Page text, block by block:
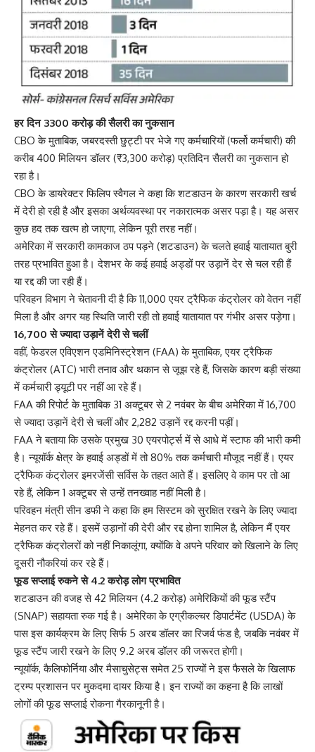
हर दिन 3300 करोड़ की सैलरी का नुकसान
CBO के मुताबिक, जबरदस्ती छुट्टी पर भेजे गए कर्मचारियों (फर्लो कर्मचारी) की
करीब 400 मिलियन डॉलर (₹3,300 करोड़) प्रतिदिन सैलरी का नुकसान हो
रहा है।
CBO के डायरेक्टर फिलिप स्वैगल ने कहा कि शटडाउन के कारण सरकारी खर्च
में देरी हो रही है और इसका अर्थव्यवस्था पर नकारात्मक असर पड़ा है। यह असर
कुछ हद तक खत्म हो जाएगा, लेकिन पूरी तरह नहीं।
अमेरिका में सरकारी कामकाज ठप पड़ने (शटडाउन) के चलते हवाई यातायात बुरी
तरह प्रभावित हुआ है। देशभर के कई हवाई अड्डों पर उड़ानें देर से चल रही हैं
या रद्द की जा रही हैं।
परिवहन विभाग ने चेतावनी दी है कि 11,000 एयर ट्रैफिक कंट्रोलर को वेतन नहीं
मिला है और अगर यह स्थिति जारी रही तो हवाई यातायात पर गंभीर असर पड़ेगा।
16,700 से ज्यादा उड़ानें देरी से चलीं
वहीं, फेडरल एविएशन एडमिनिस्ट्रेशन (FAA) के मुताबिक, एयर ट्रैफिक
कंट्रोलर (ATC) भारी तनाव और थकान से जूझ रहे हैं, जिसके कारण बड़ी संख्या
में कर्मचारी ड्यूटी पर नहीं आ रहे हैं।
FAA की रिपोर्ट के मुताबिक 31 अक्टूबर से 2 नवंबर के बीच अमेरिका में 16,700
से ज्यादा उड़ानें देरी से चलीं और 2,282 उड़ानें रद्द करनी पड़ीं।
FAA ने बताया कि उसके प्रमुख 30 एयरपोर्ट्स में से आधे में स्टाफ की भारी कमी
है। न्यूयॉर्क क्षेत्र के हवाई अड्डों में तो 80% तक कर्मचारी मौजूद नहीं हैं। एयर
ट्रैफिक कंट्रोलर इमरजेंसी सर्विस के तहत आते हैं। इसलिए वे काम पर तो आ
रहे हैं, लेकिन 1 अक्टूबर से उन्हें तनख्वाह नहीं मिली है।
परिवहन मंत्री सीन डफी ने कहा कि हम सिस्टम को सुरक्षित रखने के लिए ज्यादा
मेहनत कर रहे हैं। इसमें उड़ानों की देरी और रद्द होना शामिल है, लेकिन मैं एयर
ट्रैफिक कंट्रोलरों को नहीं निकालूंगा, क्योंकि वे अपने परिवार को खिलाने के लिए
दूसरी नौकरियां कर रहे हैं।
फूड सप्लाई रुकने से 4.2 करोड़ लोग प्रभावित
शटडाउन की वजह से 42 मिलियन (4.2 करोड़) अमेरिकियों की फूड स्टैंप
(SNAP) सहायता रुक गई है। अमेरिका के एग्रीकल्चर डिपार्टमेंट (USDA) के
पास इस कार्यक्रम के लिए सिर्फ 5 अरब डॉलर का रिजर्व फंड है, जबकि नवंबर में
फूड स्टैंप जारी रखने के लिए 9.2 अरब डॉलर की जरूरत होगी।
न्यूयॉर्क, कैलिफोर्निया और मैसाचुसेट्स समेत 25 राज्यों ने इस फैसले के खिलाफ
ट्रम्प प्रशासन पर मुकदमा दायर किया है। इन राज्यों का कहना है कि लाखों
लोगों की फूड सप्लाई रोकना गैरकानूनी है।